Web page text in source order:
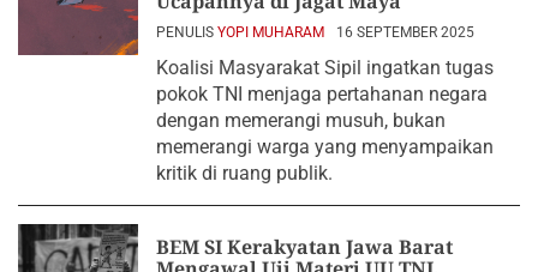
PENULIS YOPI MUHARAM 16 SEPTEMBER 2025
Koalisi Masyarakat Sipil ingatkan tugas
pokok TNI menjaga pertahanan negara
dengan memerangi musuh, bukan
memerangi warga yang menyampaikan
kritik di ruang publik.
BEM SI Kerakyatan Jawa Barat